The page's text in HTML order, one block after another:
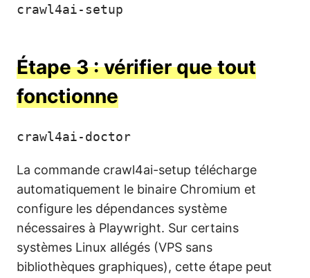
crawl4ai-setup
Étape 3 : vérifier que tout
fonctionne
crawl4ai-doctor
La commande crawl4ai-setup télécharge
automatiquement le binaire Chromium et
configure les dépendances système
nécessaires à Playwright. Sur certains
systèmes Linux allégés (VPS sans
bibliothèques graphiques), cette étape peut